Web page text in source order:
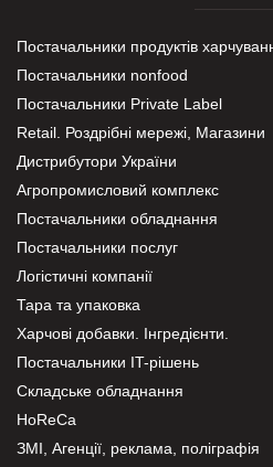
Постачальники продуктів
Постачальники nonfood
Постачальники Private Label
Retail. Роздрібні мережі, Магазини
Дистрибутори України
Агропромисловий комплекс
Постачальники обладнання
Постачальники послуг
Логістичні компанії
Тара та упаковка
Харчові добавки. Інгредієнти.
Постачальники IT-рішень
Складське обладнання
HoReCa
ЗМІ, Агенції, реклама, поліграфія